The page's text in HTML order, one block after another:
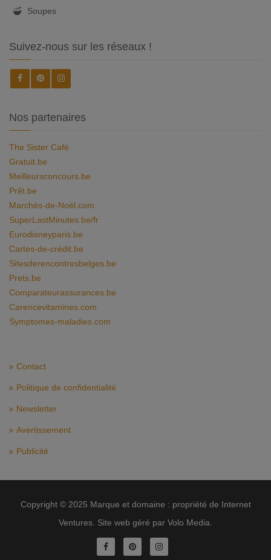
Soupes
Suivez-nous sur les réseaux !
Nos partenaires
The Sister Café
Gratuit.be
Meilleursconcours.be
Prêt.be
Marchés-de-Noël.com
SuperLastMinutes.be/fr
Eurodisneyparis.be
Cartes-de-crédit.be
Sitesderencontresbelges.be
Prets.be
Comparateurassurances.be
Carencevitamines.com
Symptomes-maladies.com
Contact
Politique de confidentialité
Newsletter
Avertissement
Publicité
Copyright © 2025 Marque et domaine : propriété de Internet
Ventures. Site web géré par Volo Media.